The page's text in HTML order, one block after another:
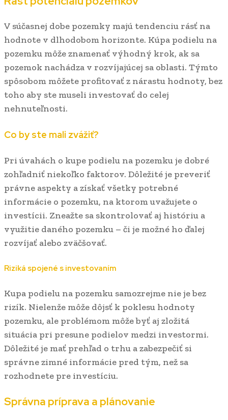
V súčasnej dobe pozemky majú tendenciu rásť na
hodnote v dlhodobom horizonte. Kúpa podielu na
pozemku môže znamenať výhodný krok, ak sa
pozemok nachádza v rozvíjajúcej sa oblasti. Týmto
spôsobom môžete profitovať z nárastu hodnoty, bez
toho aby ste museli investovať do celej
nehnuteľnosti.
Co by ste mali zvážiť?
Pri úvahách o kupe podielu na pozemku je dobré
zohľadniť niekoľko faktorov. Dôležité je preveriť
právne aspekty a získať všetky potrebné
informácie o pozemku, na ktorom uvažujete o
investícii. Zneažte sa skontrolovať aj históriu a
využitie daného pozemku – či je možné ho ďalej
rozvíjať alebo zväčšovať.
Riziká spojené s investovaním
Kupa podielu na pozemku samozrejme nie je bez
rizík. Nielenže môže dôjsť k poklesu hodnoty
pozemku, ale problémom môže byť aj zložitá
situácia pri presune podielov medzi investormi.
Dôležité je mať prehľad o trhu a zabezpečiť si
správne zimné informácie pred tým, než sa
rozhodnete pre investíciu.
Správna príprava a plánovanie